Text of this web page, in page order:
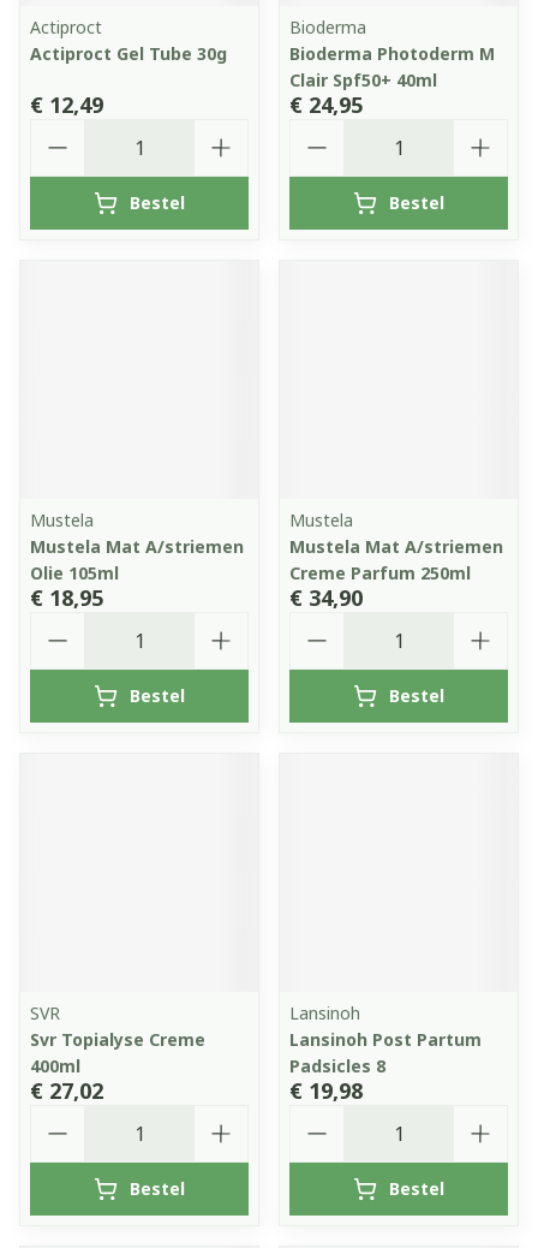
Actiproct
Actiproct Gel Tube 30g
€ 12,49
Bestel
Bioderma
Bioderma Photoderm M
Clair Spf50+ 40ml
€ 24,95
Bestel
Mustela
Mustela Mat A/striemen
Olie 105ml
€ 18,95
Bestel
Mustela
Mustela Mat A/striemen
Creme Parfum 250ml
€ 34,90
Bestel
SVR
Svr Topialyse Creme
400ml
€ 27,02
Bestel
Lansinoh
Lansinoh Post Partum
Padsicles 8
€ 19,98
Bestel